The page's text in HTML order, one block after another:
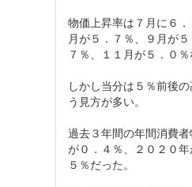
物価上昇率は７月に６
月が５．７％、９月が
７％、１１月が５．０
しかし当分は５％前後
う見方が多い。
過去３年間の年間消費
が０．４％、２０２０
５％だった。